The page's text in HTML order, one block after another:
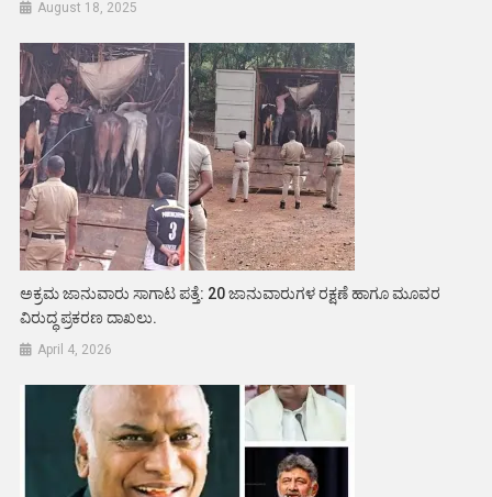
August 18, 2025
ಅಕ್ರಮ ಜಾನುವಾರು ಸಾಗಾಟ ಪತ್ತೆ: 20 ಜಾನುವಾರುಗಳ ರಕ್ಷಣೆ ಹಾಗೂ ಮೂವರ
ವಿರುದ್ಧ ಪ್ರಕರಣ ದಾಖಲು.
April 4, 2026